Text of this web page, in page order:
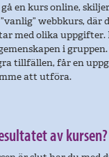
en kurs online,
webbkurs, där
med olika uppgifter.
i
tillfällen, får en
att utföra.
av kursen?